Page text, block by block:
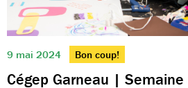
9 mai 2024 Bon coup!
Cégep Garneau |